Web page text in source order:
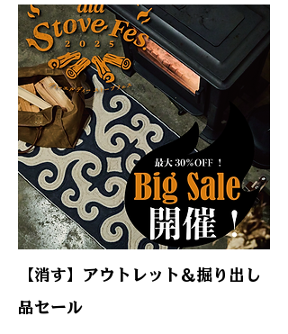
【消す】アウトレット＆掘り出し
品セール